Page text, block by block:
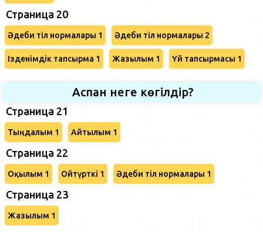
Страница 20
Әдеби тіл нормалары 1 Әдеби тіл нормалары 2
Ізденімдік тапсырма 1 Жазылым 1 Үй тапсырмасы 1
Аспан неге көгілдір?
Страница 21
Тыңдалым 1 Айтылым 1
Страница 22
Оқылым 1 Ойтүрткі 1 Әдеби тіл нормалары 1
Страница 23
Жазылым 1